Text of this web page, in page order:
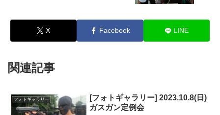
X Facebook LINE
関連記事
フォトギャラリー
[フォトギャラリー] 2023.10.8(日)
ガスガン定例会